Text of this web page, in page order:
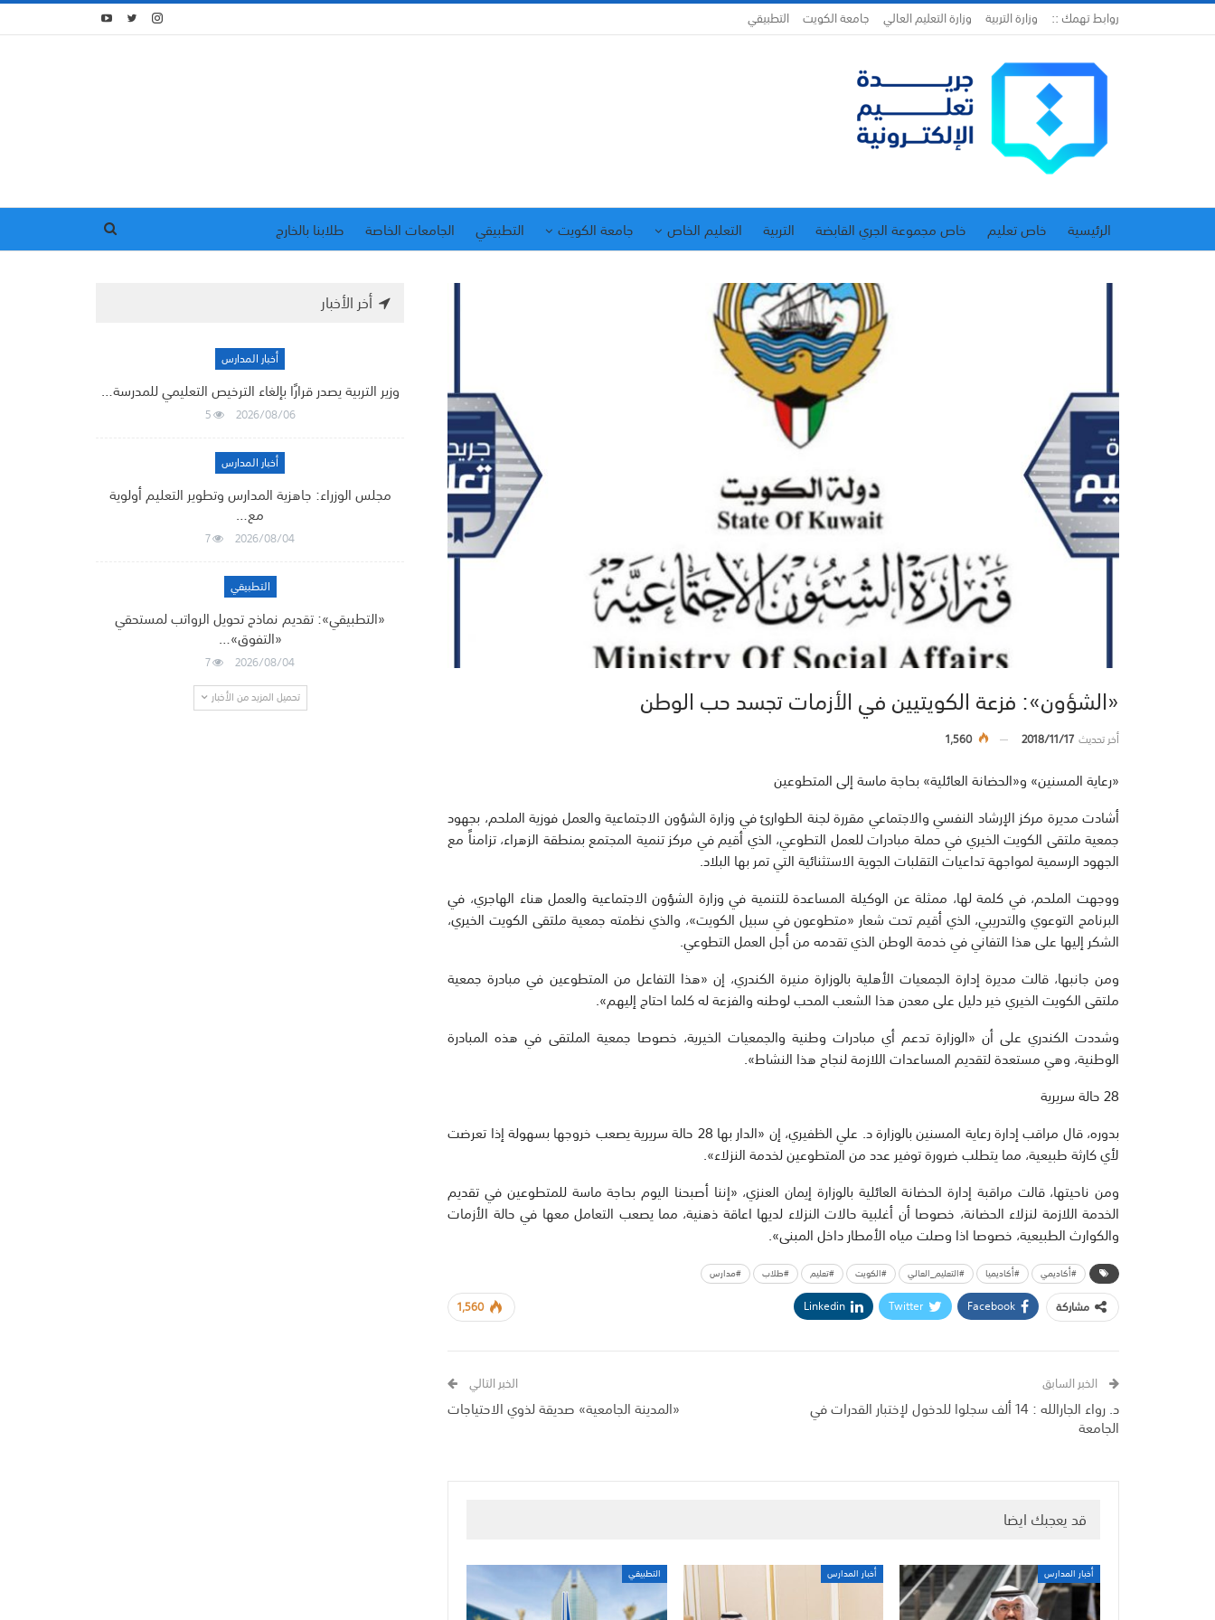
روابط تهمك :: وزارة التربية وزارة التعليم العالي جامعة الكويت التطبيقي
الرئيسية خاص تعليم خاص مجموعة الجري القابضة التربية التعليم الخاص جامعة الكويت التطبيقي الجامعات الخاصة
طلابنا بالخارج
«الشؤون»: فزعة الكويتيين في الأزمات تجسد حب الوطن
أخر تحديث2018/11/17
1,560
«رعاية المسنين» و«الحضانة العائلية» بحاجة ماسة إلى المتطوعين
أشادت مديرة مركز الإرشاد النفسي والاجتماعي مقررة لجنة الطوارئ في وزارة الشؤون الاجتماعية والعمل فوزية الملحم، بجهود
جمعية ملتقى الكويت الخيري في حملة مبادرات للعمل التطوعي، الذي أقيم في مركز تنمية المجتمع بمنطقة الزهراء، تزامناً مع
الجهود الرسمية لمواجهة تداعيات التقلبات الجوية الاستثنائية التي تمر بها البلاد.
ووجهت الملحم، في كلمة لها، ممثلة عن الوكيلة المساعدة للتنمية في وزارة الشؤون الاجتماعية والعمل هناء الهاجري، في
البرنامج التوعوي والتدريبي، الذي أقيم تحت شعار «متطوعون في سبيل الكويت»، والذي نظمته جمعية ملتقى الكويت الخيري،
الشكر إليها على هذا التفاني في خدمة الوطن الذي تقدمه من أجل العمل التطوعي.
ومن جانبها، قالت مديرة إدارة الجمعيات الأهلية بالوزارة منيرة الكندري، إن «هذا التفاعل من المتطوعين في مبادرة جمعية
ملتقى الكويت الخيري خير دليل على معدن هذا الشعب المحب لوطنه والفزعة له كلما احتاج إليهم».
وشددت الكندري على أن «الوزارة تدعم أي مبادرات وطنية والجمعيات الخيرية، خصوصا جمعية الملتقى في هذه المبادرة
الوطنية، وهي مستعدة لتقديم المساعدات اللازمة لنجاح هذا النشاط».
28 حالة سريرية
بدوره، قال مراقب إدارة رعاية المسنين بالوزارة د. علي الظفيري، إن «الدار بها 28 حالة سريرية يصعب خروجها بسهولة إذا تعرضت
لأي كارثة طبيعية، مما يتطلب ضرورة توفير عدد من المتطوعين لخدمة النزلاء».
ومن ناحيتها، قالت مراقبة إدارة الحضانة العائلية بالوزارة إيمان العنزي، «إننا أصبحنا اليوم بحاجة ماسة للمتطوعين في تقديم
الخدمة اللازمة لنزلاء الحضانة، خصوصا أن أغلبية حالات النزلاء لديها اعاقة ذهنية، مما يصعب التعامل معها في حالة الأزمات
والكوارث الطبيعية، خصوصا اذا وصلت مياه الأمطار داخل المبنى».
#أكاديمي #أكاديميا #التعليم_العالي #الكويت #تعليم #طلاب #مدارس
1,560 مشاركة Facebook
Twitter
Linkedin
الخبر السابق
د. رواء الجارالله : 14 ألف سجلوا للدخول لإختبار القدرات في
الجامعة
الخبر التالي
«المدينة الجامعية» صديقة لذوي الاحتياجات
قد يعجبك ايضا
أخبار المدارس أخبار المدارس التطبيقي
أخر الأخبار
أخبار المدارس
وزير التربية يصدر قرارًا بإلغاء الترخيص التعليمي للمدرسة…
2026/08/06
5
أخبار المدارس
مجلس الوزراء: جاهزية المدارس وتطوير التعليم أولوية
مع…
2026/08/04
7
التطبيقي
«التطبيقي»: تقديم نماذج تحويل الرواتب لمستحقي
«التفوق»…
2026/08/04
7
تحميل المزيد من الأخبار